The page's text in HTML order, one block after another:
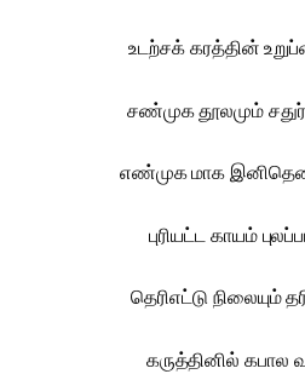
உடற்சக் கரத்தின்
சண்முக தூலமும்
எண்முக மாக
புரியட்ட காயம்
தெரிஎட்டு நிலையும்
கருத்தினில் கபால